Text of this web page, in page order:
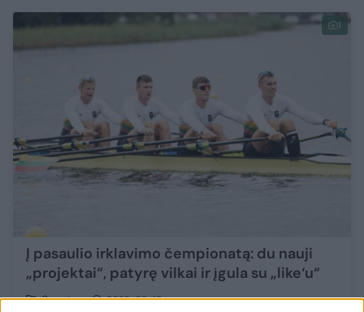
1
Į pasaulio irklavimo čempionatą: du nauji
„projektai“, patyrę vilkai ir įgula su „like‘u“
Sportas 2022-09-15